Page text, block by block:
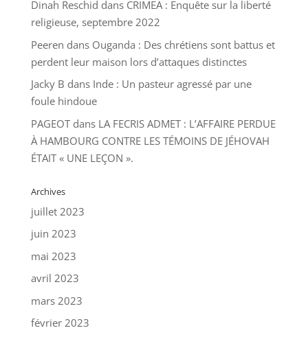
Dinah Reschid dans CRIMEA : Enquête sur la liberté
religieuse, septembre 2022
Peeren dans Ouganda : Des chrétiens sont battus et
perdent leur maison lors d’attaques distinctes
Jacky B dans Inde : Un pasteur agressé par une
foule hindoue
PAGEOTdans LA FECRIS ADMET : L’AFFAIRE PERDUE
À HAMBOURG CONTRE LES TÉMOINS DE JÉHOVAH
ÉTAIT « UNE LEÇON ».
Archives
juillet 2023
juin 2023
mai 2023
avril 2023
mars 2023
février 2023